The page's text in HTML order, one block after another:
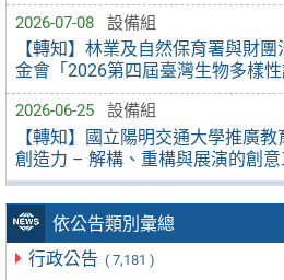
2026-07-08 設備組
【轉知】林業及自然保育署與財
金會「2026第四屆臺灣生物多樣性
2026-06-25 設備組
【轉知】國立陽明交通大學推廣
創造力 – 解構、重構與展演的創意
依公告類別彙總
行政公告 ( 7,181 )